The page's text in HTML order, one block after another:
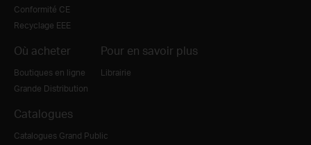
Conformité CE
Recyclage EEE
Où acheter
Boutiques en ligne
Grande Distribution
Pour en savoir plus
Librairie
Catalogues
Catalogues Grand Public